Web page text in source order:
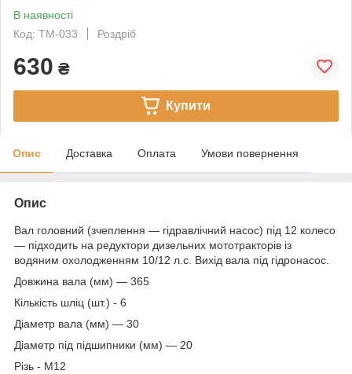
В наявності
Код: TM-033
Роздріб
630 ₴
Купити
Опис Доставка Оплата Умови повернення
Опис
Вал головний (зчеплення — гідравлічний насос) під 12 колесо
— підходить на редуктори дизельних мототракторів із
водяним охолодженням 10/12 л.с. Вихід вала під гідронасос.
Довжина вала (мм) — 365
Кількість шліц (шт.) - 6
Діаметр вала (мм) — 30
Діаметр під підшипники (мм) — 20
Різь - М12